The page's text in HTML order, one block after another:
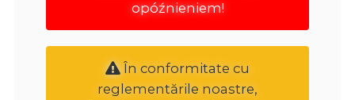
opóźnieniem!
În conformitate cu
reglementările noastre,